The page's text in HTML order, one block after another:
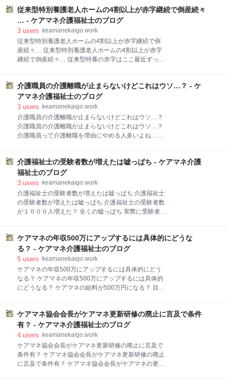
できるようにする。目下の厳しい経営環境を踏まえ、
介護事業者の資金繰りの一時的な改善を後押しするた
めの措置。8日から申請の受け付けが始まった。 対象
と
きた介護事業所 買った所で… とはいえ【公式】ケアマ
ネ介護福祉士的にはメリット 介護度の更新もクラウド
で一目瞭然になる？ ＦＡＸ送ってくださいが消滅す
る？ その頃にはケアプランや提供票や実績もデータ
で… 【公式】ケアマネ介護福祉士的にもうICT化でき
ない事業所はつぶれたらいいとは言えない状況になっ
アマネ介護福祉士の日常 ココからはブログのお知らせ
⇓⇓ 厚生労働省は今夏、介護現場の事務負担を軽減す
るDXの推進に向けて事業所・施設などに新たな補
従来型特別養護老人ホームの4割以上が赤字継続で倒産続々
… - ケアマネ介護福祉士のブログ
3 users
keamanekaigo.work
従来型特別養護老人ホームの4割以上が赤字継続で倒
産続々… 従来型特別養護老人ホームの4割以上が赤字
継続で倒産続々… 従来型特養の赤字はここ最近ずっ
養護老人ホーム 施設が古いのは確定的… 利用者さんも
最近は嫌がる傾向… 【公式】ケアマネ介護福祉士的に
とはいっても付帯サービスでどうにかやっていけるの
が従来型特別養護老人ホームだから倒産とかはたぶん
ないだろうけど… デイや訪看とかで収益は何とかする
んだろうけど… M＆Aされる社会福祉法人も全然増え
別養護老人ホームの昨年度（2023年度）の経営状況を
明らかにする調査レポートを新たに公表した。【Joint
編集部】 特養の赤字施設の割合は従来型で42
介護職員の介護離職が止まらないけどこれはウソ…？ - ケ
アマネ介護福祉士のブログ
3 users
keamanekaigo.work
介護職員の介護離職が止まらないけどこれはウソ…？
介護職員の介護離職が止まらないけどこれはウソ…？
介護職員って介護離職を理由にやめる人多いよね… ホ
が爆増する… お金は逃げられても… 介護離職ゼロに関
してまだ早いにしても… 【公式】ケアマネ介護福祉士
的には第一歩を踏み出す会社が現れたのはいい事 働き
方改革って間違うと本当にヤバい…。 【公式】ケアマ
ネ介護福祉士の日常 続【公式】ケアマネ介護福祉士の
日常 ココからはブログのお知らせ⇓⇓ 名古屋鉄道では
う、制度の整備を進めてきました。このたび、2025年
4月、育児・介護休業法の改正にあわせ、新たに介護
支援におけるKPI「介護離職ゼロ」を設定し、法定基
介護福祉士の受験者数が増えたは嘘っぱち - ケアマネ介護
福祉士のブログ
3 users
keamanekaigo.work
介護福祉士の受験者数が増えたは嘘っぱち 介護福祉士
の受験者数が増えたは嘘っぱち 介護福祉士の受験者数
が１０００人増えた？ 全くの嘘っぱち 実際に受験者数
いうことは受験人数が増えるの当たり前… 不景気にな
ると介護業界に人が流れる 新型コロナウイルス感染症
は経済打撃が大きかったはずなのに… パート合格制度
も出来て更に外国人を含め介護福祉士が増える ベテラ
ン介護福祉士持ちの介護職員は給料が下がる 【公式】
ケアマネ介護福祉士的に日本人の介護福祉士受験者数
護福祉士の日常 ココからはブログのお知らせ⇓⇓ 1月
26日に実施された今年度の第37回介護福祉士国家試験
の受験者数が明らかになった。【Joint編
ケアマネの年収500万にアップするには具体的にどうな
る？ - ケアマネ介護福祉士のブログ
5 users
keamanekaigo.work
ケアマネの年収500万にアップするには具体的にどう
なる？ ケアマネの年収500万にアップするには具体的
にどうなる？ ケアマネの給料が500万円になる？ 目指
は… 日本の仕組みではほぼ不可能 ケアマネ協会会長は
だからこそ処遇改善加算をくれと訴える ケアマネの専
門性とは… 【公式】ケアマネ介護福祉士的にケアマネ
の給料５００万は理論上既に可能ではあるんだけど…
基本報酬上げるか処遇改善上げるかだけど… 【公式】
ケアマネ介護福祉士の日常 ココからはブログのお知ら
ケアマネ協会会長がケアマネ更新研修の廃止に言及で条件
有？ - ケアマネ介護福祉士のブログ
4 users
keamanekaigo.work
ケアマネ協会会長がケアマネ更新研修の廃止に言及で
条件有？ ケアマネ協会会長がケアマネ更新研修の廃止
に言及で条件有？ ケアマネ協会会長がケアマネの更新